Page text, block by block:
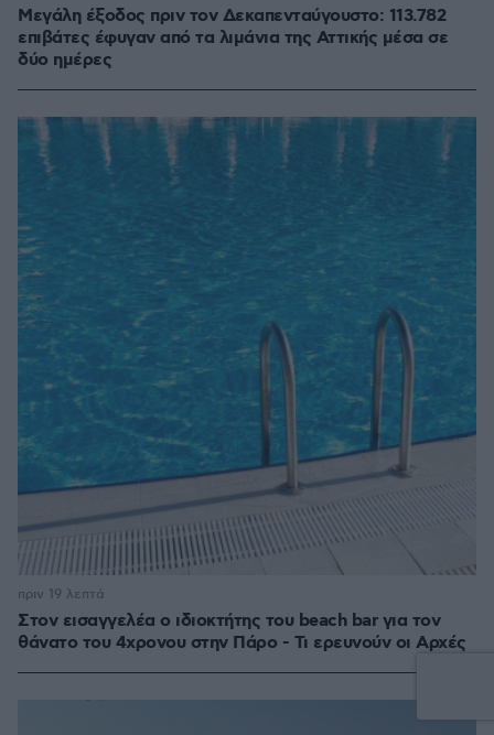
Μεγάλη έξοδος πριν τον Δεκαπενταύγουστο: 113.782
επιβάτες έφυγαν από τα λιμάνια της Αττικής μέσα σε
δύο ημέρες
Στον εισαγγελέα ο ιδιοκτήτης του beach bar για τον
θάνατο του 4χρονου στην Πάρο - Τι ερευνούν οι Αρχές
πριν 19 λεπτά